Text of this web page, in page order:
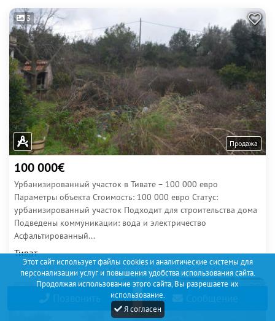
Этот сайт использует файлы cookies и аналитические системы для
персонализации услуг и повышения удобства использования сайта.
Продолжая использование этого сайта, Вы разрешаете их
использование.
Я согласен
3
Продажа
100 000€
Урбанизированный участок в Тивате – 100 000 евро
Параметры объекта Стоимость: 100 000 евро Статус:
урбанизированный участок Подходит для строительства дома
Подведены коммуникации: вода и электричество
Асфальтированный...
Тиват
2
Позвонить Сообщение